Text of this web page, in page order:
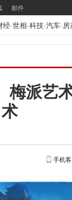
邮件
经-世相-科技-汽车-房
梅派艺
术
手机